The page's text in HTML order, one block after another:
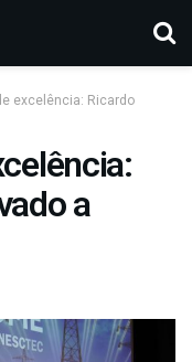
excelência: Ricardo
a